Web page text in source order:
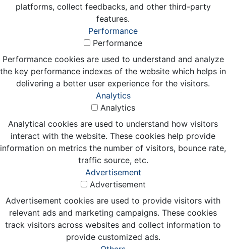
platforms, collect feedbacks, and other third-party
features.
Performance
Performance
Performance cookies are used to understand and analyze
the key performance indexes of the website which helps in
delivering a better user experience for the visitors.
Analytics
Analytics
Analytical cookies are used to understand how visitors
interact with the website. These cookies help provide
information on metrics the number of visitors, bounce rate,
traffic source, etc.
Advertisement
Advertisement
Advertisement cookies are used to provide visitors with
relevant ads and marketing campaigns. These cookies
track visitors across websites and collect information to
provide customized ads.